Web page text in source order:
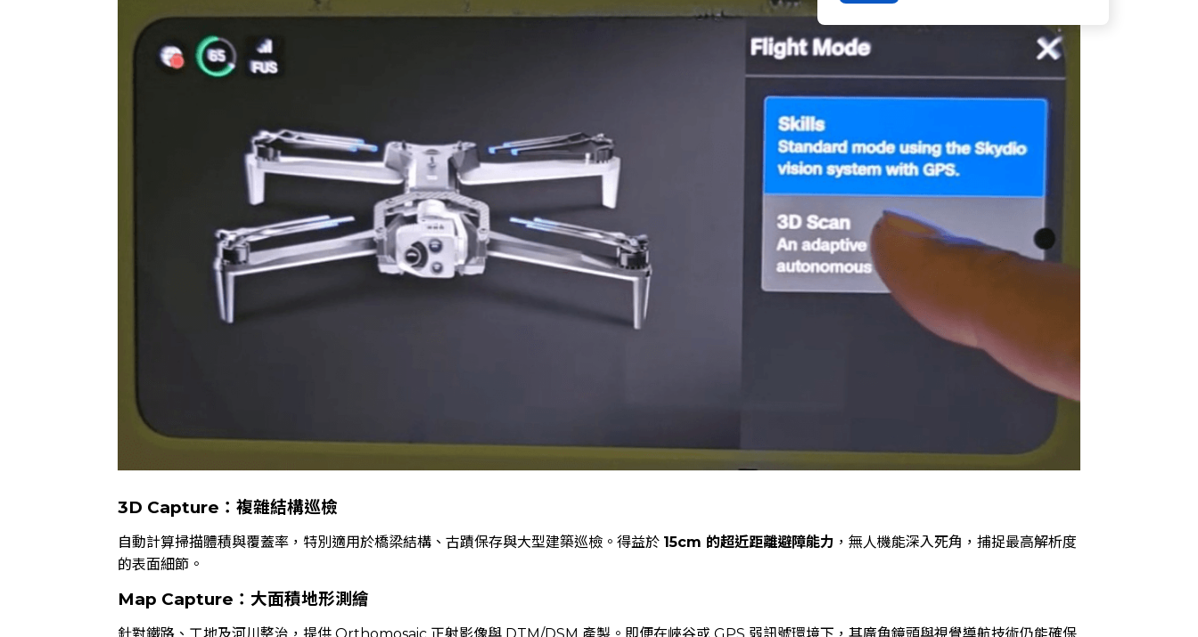
3D Capture：複雜結構巡檢
自動計算掃描體積與覆蓋率，特別適用於橋梁結構、古蹟保存與大型建築巡檢。得益於 15cm 的超近距離避障能力 ，無人機能深入死角，捕捉最高解析度
的表面細節。
Map Capture：大面積地形測繪